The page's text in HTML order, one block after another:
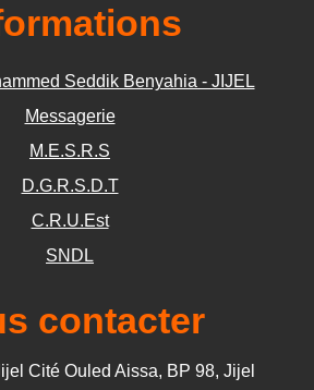
Seddik Benyahia - JIJEL
Messagerie
M.E.S.R.S
D.G.R.S.D.T
C.R.U.Est
SNDL
contacter
Cité Ouled Aissa, BP 98, Jijel